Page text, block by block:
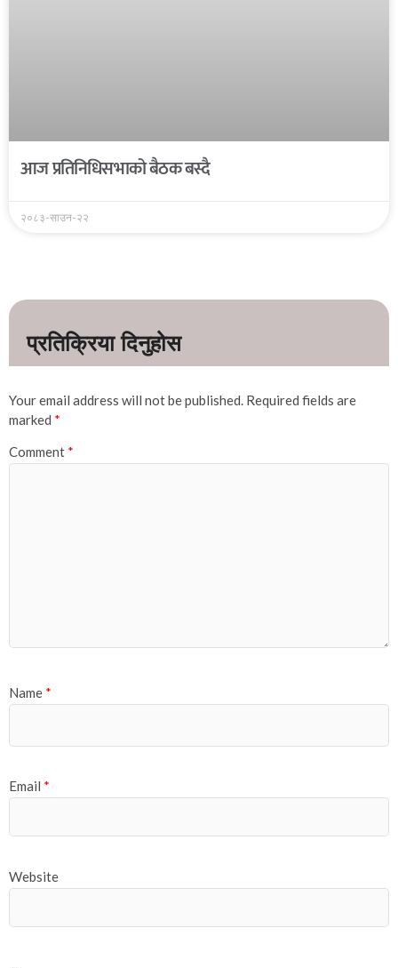
आज प्रतिनिधिसभाको बैठक बस्दै
२०८३-साउन-२२
Your email address will not be published. Required fields are
marked *
Comment *
Name *
Email *
Website